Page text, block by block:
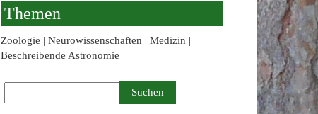
Themen
Zoologie | Neurowissenschaften | Medizin |
Beschreibende Astronomie